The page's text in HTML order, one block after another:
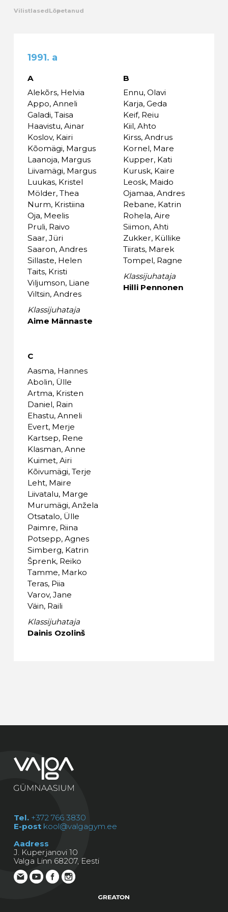
VilistlasedLõpetanud
1991. a
A
Alekõrs, Helvia
Appo, Anneli
Galadi, Taisa
Haavistu, Ainar
Koslov, Kairi
Kõomägi, Margus
Laanoja, Margus
Liivamägi, Margus
Luukas, Kristel
Mölder, Thea
Nurm, Kristiina
Oja, Meelis
Pruli, Raivo
Saar, Jüri
Saaron, Andres
Sillaste, Helen
Taits, Kristi
Viljumson, Liane
Viltsin, Andres
Klassijuhataja
Aime Männaste
B
Ennu, Olavi
Karja, Geda
Keif, Reiu
Kiil, Ahto
Kirss, Andrus
Kornel, Mare
Kupper, Kati
Kurusk, Kaire
Leosk, Maido
Ojamaa, Andres
Rebane, Katrin
Rohela, Aire
Siimon, Ahti
Zukker, Küllike
Tiirats, Marek
Tompel, Ragne
Klassijuhataja
Hilli Pennonen
C
Aasma, Hannes
Abolin, Ülle
Artma, Kristen
Daniel, Rain
Ehastu, Anneli
Evert, Merje
Kartsep, Rene
Klasman, Anne
Kuimet, Airi
Kõivumägi, Terje
Leht, Maire
Liivatalu, Marge
Murumägi, Anžela
Otsatalo, Ülle
Paimre, Riina
Potsepp, Agnes
Simberg, Katrin
Šprenk, Reiko
Tamme, Marko
Teras, Piia
Varov, Jane
Väin, Raili
Klassijuhataja
Dainis Ozolinš
Tel. +372 766 3830
E-post kool@valgagym.ee
Aadress
J. Kuperjanovi 10
Valga Linn 68207, Eesti
Järelvalve